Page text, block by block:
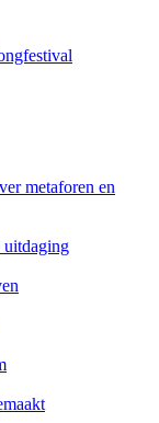
metaforen en
uitdaging